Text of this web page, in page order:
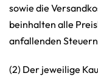
sowie die
beinhalten alle
anfallenden
(2) Der jeweilige